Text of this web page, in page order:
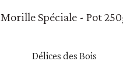
Morille Spéciale - Pot
Délices des Bois